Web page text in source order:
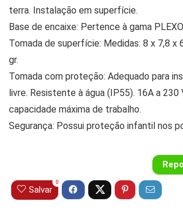
terra. Instalação em superfície.
Base de encaixe: Pertence à gama
Tomada de superfície: Medidas: 8 x 7,8 x
gr.
Tomada com proteção: Adequado para
livre. Resistente à água (IP55). 16A a 230
capacidade máxima de trabalho.
Segurança: Possui proteção infantil nos
Salvar
0